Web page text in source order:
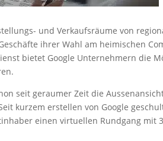
und Verkaufsräume von
ihrer Wahl am heimischen
bietet Google Unternehmern die
seit geraumer Zeit die
kurzem erstellen von Google
einen virtuellen Rundgang mit